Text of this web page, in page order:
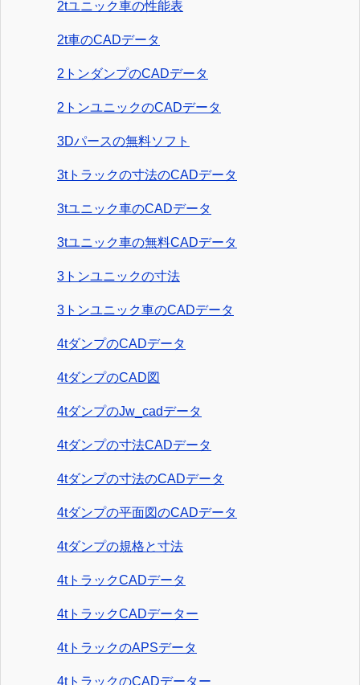
2tユニック車の性能表
2t車のCADデータ
2トンダンプのCADデータ
2トンユニックのCADデータ
3Dパースの無料ソフト
3tトラックの寸法のCADデータ
3tユニック車のCADデータ
3tユニック車の無料CADデータ
3トンユニックの寸法
3トンユニック車のCADデータ
4tダンプのCADデータ
4tダンプのCAD図
4tダンプのJw_cadデータ
4tダンプの寸法CADデータ
4tダンプの寸法のCADデータ
4tダンプの平面図のCADデータ
4tダンプの規格と寸法
4tトラックCADデータ
4tトラックCADデーター
4tトラックのAPSデータ
4tトラックのCADデーター